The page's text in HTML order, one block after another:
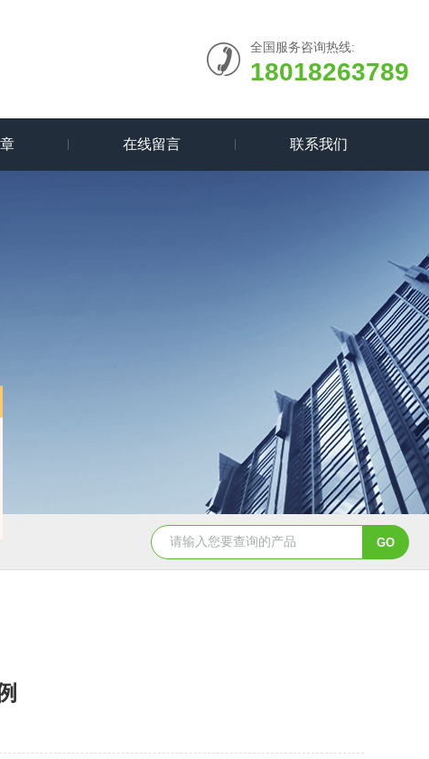
全国服务咨询热线:
18018263789
在线留言 联系我们
CH3050恒温油浴槽 HH-8J恒温水浴锅